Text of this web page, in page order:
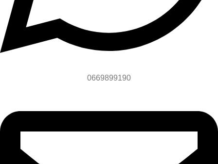
0669899190